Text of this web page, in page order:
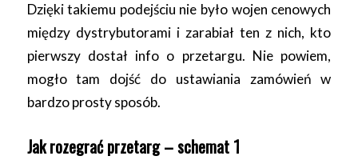
Dzięki takiemu podejściu nie było wojen cenowych
między dystrybutorami i zarabiał ten z nich, kto
pierwszy dostał info o przetargu. Nie powiem,
mogło tam dojść do ustawiania zamówień w
bardzo prosty sposób.
Jak rozegrać przetarg – schemat 1